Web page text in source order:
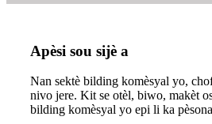
Apèsi sou sijè a
Nan sektè bilding komèsyal yo,
nivo jere. Kit se otèl, biwo, makèt
bilding komèsyal yo epi li ka